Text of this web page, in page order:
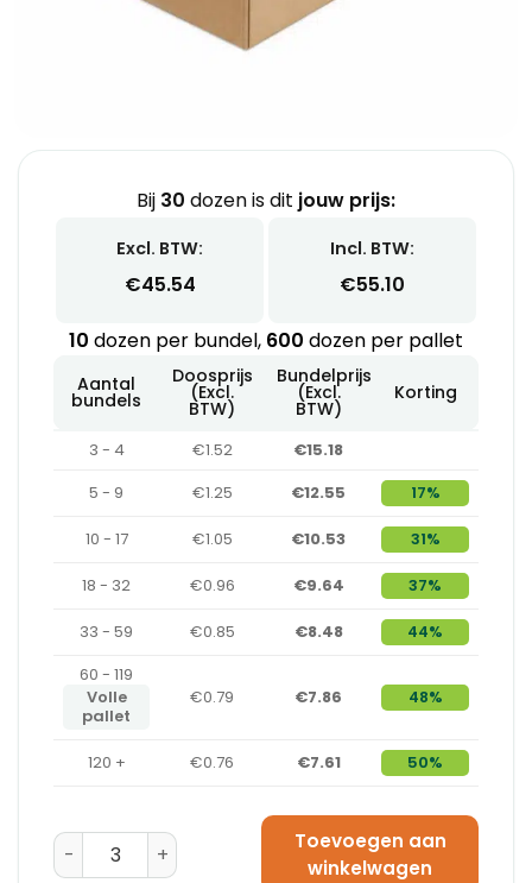
Bij 30 dozen is dit jouw prijs:
Excl. BTW:
€45.54
Incl. BTW:
€55.10
10 dozen per bundel, 600 dozen per pallet
Aantal
bundels
Doosprijs
(Excl.
BTW)
Bundelprijs
(Excl.
BTW)
Korting
3 - 4 €1.52
€15.18
5 - 9
€1.25 €12.55 17%
10 - 17 €1.05 €10.53 31%
18 - 32 €0.96 €9.64 37%
33 - 59 €0.85 €8.48
44%
60 - 119
Volle
pallet
€0.79 €7.86 48%
120 + €0.76 €7.61 50%
Amerikaanse Vouwdoos 350 x 230 x 260 - BC-Golf
Toevoegen aan
winkelwagen